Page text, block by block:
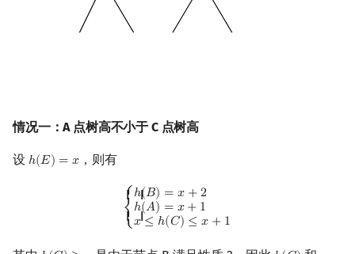
情况一：A 点树高不小于 C 点树高
设 ℎ(𝐸) = 𝑥
h(E)= x ，则有
⎧{ {
⎨{ {
⎩
ℎ(𝐵) = 𝑥 +2
ℎ(𝐴) = 𝑥+ 1
𝑥 ≤ ℎ(𝐶) ≤ 𝑥 + 1
)= x+2h( A) =x +1x≤